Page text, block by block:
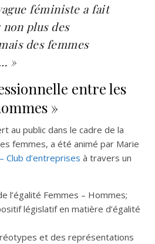
féministe a fait
plus des
des femmes
»
entre les
»
au public dans le cadre de la
femmes, a été animé par Marie
Club d’entreprises à travers un
l’égalité Femmes – Hommes;
législatif en matière d’égalité
et des représentations